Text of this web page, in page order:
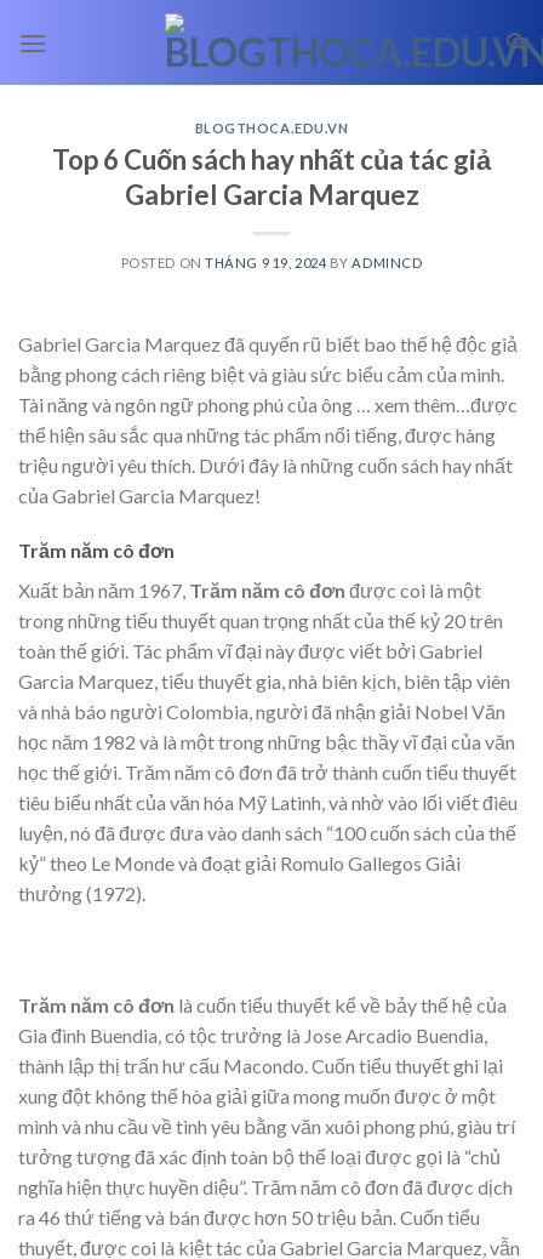
BLOGTHOCA.EDU.VN
Top 6 Cuốn sách hay nhất của tác giả
Gabriel Garcia Marquez
POSTED ONTHÁNG 9 19, 2024 BY ADMINCD
Gabriel Garcia Marquez đã quyến rũ biết bao thế hệ độc giả
bằng phong cách riêng biệt và giàu sức biểu cảm của mình.
Tài năng và ngôn ngữ phong phú của ông
… xem thêm… được
thể hiện sâu sắc qua những tác phẩm nổi tiếng, được hàng
triệu người yêu thích. Dưới đây là những cuốn sách hay nhất
của Gabriel Garcia Marquez!
Trăm năm cô đơn
Xuất bản năm 1967, Trăm năm cô đơn được coi là một
trong những tiểu thuyết quan trọng nhất của thế kỷ 20 trên
toàn thế giới. Tác phẩm vĩ đại này được viết bởi Gabriel
Garcia Marquez, tiểu thuyết gia, nhà biên kịch, biên tập viên
và nhà báo người Colombia, người đã nhận giải Nobel Văn
học năm 1982 và là một trong những bậc thầy vĩ đại của văn
học thế giới. Trăm năm cô đơn đã trở thành cuốn tiểu thuyết
tiêu biểu nhất của văn hóa Mỹ Latinh, và nhờ vào lối viết điêu
luyện, nó đã được đưa vào danh sách “100 cuốn sách của thế
kỷ” theo Le Monde và đoạt giải Romulo Gallegos Giải
thưởng (1972).
Trăm năm cô đơn là cuốn tiểu thuyết kể về bảy thế hệ của
Gia đình Buendia, có tộc trưởng là Jose Arcadio Buendia,
thành lập thị trấn hư cấu Macondo. Cuốn tiểu thuyết ghi lại
xung đột không thể hòa giải giữa mong muốn được ở một
mình và nhu cầu về tình yêu bằng văn xuôi phong phú, giàu trí
tưởng tượng đã xác định toàn bộ thể loại được gọi là “chủ
nghĩa hiện thực huyền diệu”. Trăm năm cô đơn đã được dịch
ra 46 thứ tiếng và bán được hơn 50 triệu bản. Cuốn tiểu
thuyết, được coi là kiệt tác của Gabriel Garcia Marquez, vẫn